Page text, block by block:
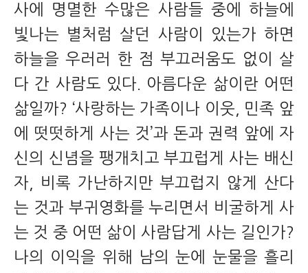
사에 명멸한 수많은 사람들 중에 하늘에
빛나는 별처럼 살던 사람이 있는가 하면
하늘을 우러러 한 점 부끄러움도 없이 살
다 간 사람도 있다. 아름다운 삶이란 어떤
삶일까? ‘사랑하는 가족이나 이웃, 민족 앞
에 떳떳하게 사는 것’과 돈과 권력 앞에 자
신의 신념을 팽개치고 부끄럽게 사는 배신
자, 비록 가난하지만 부끄럽지 않게 산다
는 것과 부귀영화를 누리면서 비굴하게 사
는 것 중 어떤 삶이 사람답게 사는 길인가?
나의 이익을 위해 남의 눈에 눈물을 흘리